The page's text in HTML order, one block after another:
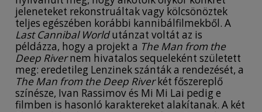
jeleneteket rekonstruáltak vagy kölcsönöztek
teljes egészében korábbi kannibálfilmekből. A
Last Cannibal Worldutánzat voltát az is
példázza, hogy a projekt a The Man from the
Deep Rivernem hivatalos sequeleként született
meg: eredetileg Lenzinek szánták a rendezését, a
The Man from the Deep Riverkét főszereplő
színésze, Ivan Rassimov és Mi Mi Lai pedig e
filmben is hasonló karaktereket alakítanak. A két